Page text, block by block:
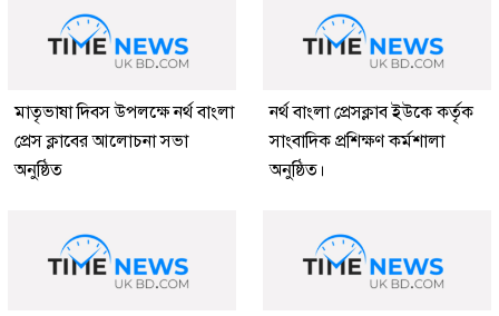
মাতৃভাষা দিবস উপলক্ষে নর্থ বাংলা
প্রেস ক্লাবের আলোচনা সভা
অনুষ্ঠিত
নর্থ বাংলা প্রেসক্লাব ইউকে কর্তৃক
সাংবাদিক প্রশিক্ষণ কর্মশালা
অনুষ্ঠিত।